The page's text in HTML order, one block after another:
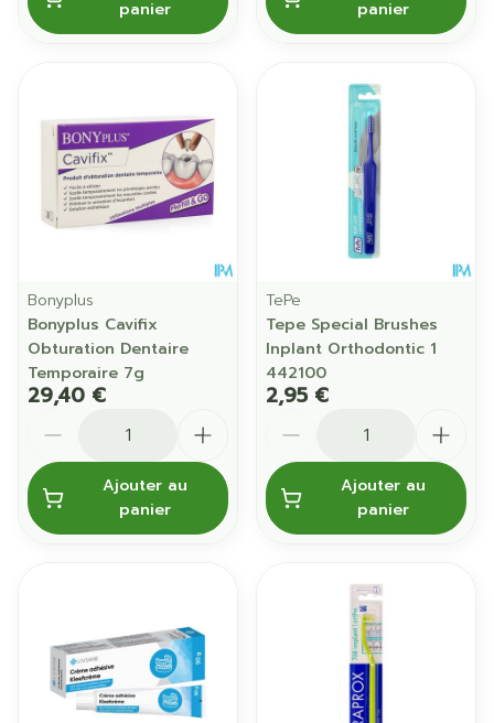
panier panier
Bonyplus
Bonyplus Cavifix
Obturation Dentaire
Temporaire 7g
29,40 €
Ajouter au
panier
TePe
Tepe Special Brushes
Inplant Orthodontic 1
442100
2,95 €
Ajouter au
panier